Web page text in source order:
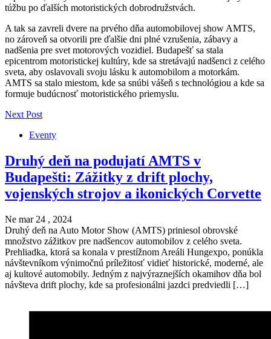
túžbu po ďalších motoristických dobrodružstvách.
A tak sa zavreli dvere na prvého dňa automobilovej show AMTS,
no zároveň sa otvorili pre ďalšie dni plné vzrušenia, zábavy a
nadšenia pre svet motorových vozidiel. Budapešť sa stala
epicentrom motoristickej kultúry, kde sa stretávajú nadšenci z celého
sveta, aby oslavovali svoju lásku k automobilom a motorkám.
AMTS sa stalo miestom, kde sa snúbi vášeň s technológiou a kde sa
formuje budúcnosť motoristického priemyslu.
Next Post
Eventy
Druhý deň na podujatí AMTS v
Budapešti: Zážitky z drift plochy,
vojenských strojov a ikonických Corvette
Ne mar 24 , 2024
Druhý deň na Auto Motor Show (AMTS) priniesol obrovské
množstvo zážitkov pre nadšencov automobilov z celého sveta.
Prehliadka, ktorá sa konala v prestížnom Areáli Hungexpo, ponúkla
návštevníkom výnimočnú príležitosť vidieť historické, moderné, ale
aj kultové automobily. Jedným z najvýraznejších okamihov dňa bol
návšteva drift plochy, kde sa profesionálni jazdci predviedli […]